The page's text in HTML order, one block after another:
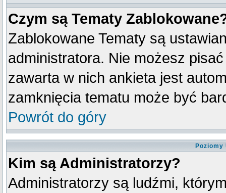
Czym są Tematy
Zablokowane Tematy są
administratora. Nie możesz
zawarta w nich ankieta jest
zamknięcia tematu może być
Powrót do góry
Kim są Administratorzy?
Administratorzy są ludźmi,